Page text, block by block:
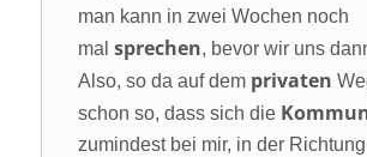
man kann in zwei Wochen noch
mal sprechen, bevor wir uns
Also, so da auf dem privaten
schon so, dass sich die
zumindest bei mir, in der